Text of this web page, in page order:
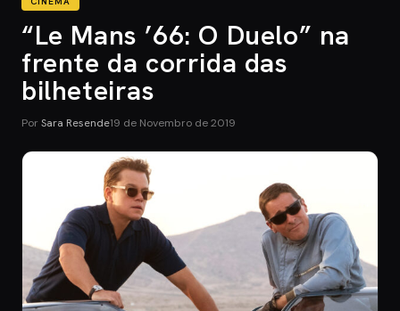
“Le Mans ’66: O Duelo” na
frente da corrida das
bilheteiras
Por Sara Resende19 de Novembro de 2019